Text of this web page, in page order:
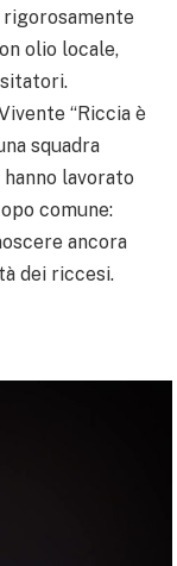
olio locale,
“Riccia è
squadra
lavorato
comune:
ancora
dei riccesi.